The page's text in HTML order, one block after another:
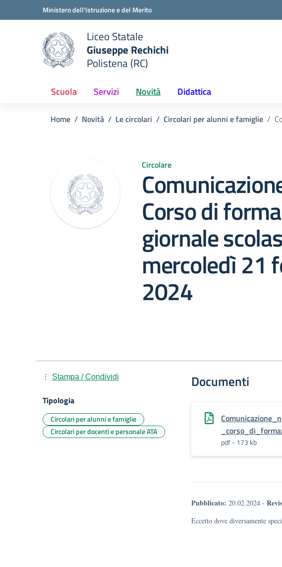
Ministero dell'Istruzione e del Merito
scuola
Liceo Statale
Giuseppe Rechichi
Polistena (RC)
Scuola Servizi Novità Didattica
Home Novità Le circolari Circolari per alunni e famiglie
Circolare
Corso di
giornale
mercoledì 21
2024
Documenti
pdf - 173 kb
Pubblicato: 20.02.2024 -
Eccetto dove diversamente
Stampa / Condividi
Tipologia
Circolari per alunni e famiglie
Circolari per docenti e personale ATA